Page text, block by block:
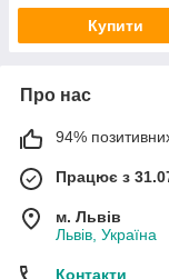
Купити
Про нас
94%
Працює з
м. Львів
Львів, Україна
Контакти